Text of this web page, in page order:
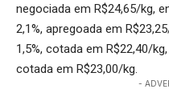
negociada em R$24,65/kg,
2,1%, apregoada em
1,5%, cotada em R$22,40/
cotada em R$23,00/kg.
-